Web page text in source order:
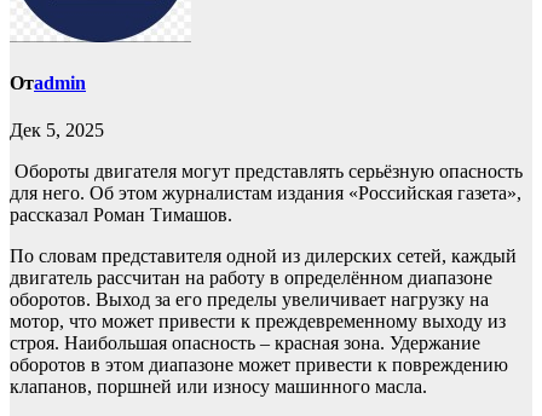
Отadmin
Дек 5, 2025
Обороты двигателя могут представлять серьёзную опасность
для него. Об этом журналистам издания «Российская газета»,
рассказал Роман Тимашов.
По словам представителя одной из дилерских сетей, каждый
двигатель рассчитан на работу в определённом диапазоне
оборотов. Выход за его пределы увеличивает нагрузку на
мотор, что может привести к преждевременному выходу из
строя. Наибольшая опасность – красная зона. Удержание
оборотов в этом диапазоне может привести к повреждению
клапанов, поршней или износу машинного масла.